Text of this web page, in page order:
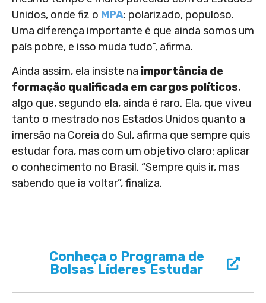
Unidos, onde fiz o MPA: polarizado, populoso.
Uma diferença importante é que ainda somos um
país pobre, e isso muda tudo”, afirma.
Ainda assim, ela insiste na importância de
formação qualificada em cargos políticos,
algo que, segundo ela, ainda é raro. Ela, que viveu
tanto o mestrado nos Estados Unidos quanto a
imersão na Coreia do Sul, afirma que sempre quis
estudar fora, mas com um objetivo claro: aplicar
o conhecimento no Brasil. “Sempre quis ir, mas
sabendo que ia voltar”, finaliza.
Conheça o Programa de
Bolsas Líderes Estudar